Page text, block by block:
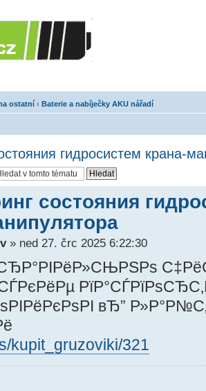
ostatní ‹ Baterie a nabíječky AKU nářadí
гидросистем крана-
состояния
» ned 27. črc 2025 6:22:30
вЂ”
kupit_gruzoviki/321